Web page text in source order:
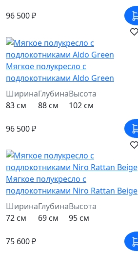
96 500 ₽
Мягкое полукресло с
подлокотниками Aldo Green
Ширина
83 см
Глубина
88 см
Высота
102 см
96 500 ₽
Мягкое полукресло с
подлокотниками Niro Rattan Beige
Ширина
72 см
Глубина
69 см
Высота
95 см
75 600 ₽